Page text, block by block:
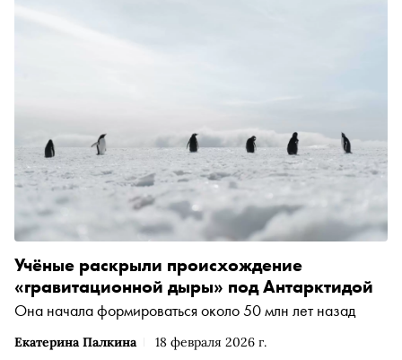
Екатерина Палкина 18 февраля 2026 г.
Учёные раскрыли происхождение
«гравитационной дыры» под Антарктидой
Она начала формироваться около 50 млн лет назад